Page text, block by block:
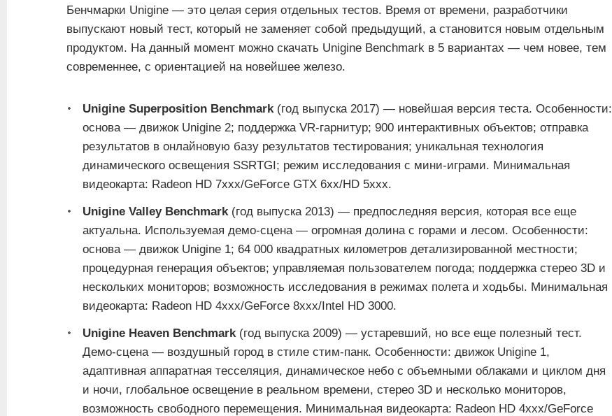
Бенчмарки Unigine — это целая серия отдельных тестов. Время от времени, разработчики
выпускают новый тест, который не заменяет собой предыдущий, а становится новым отдельным
продуктом. На данный момент можно скачать Unigine Benchmark в 5 вариантах — чем новее, тем
современнее, с ориентацией на новейшее железо.
Unigine Superposition Benchmark (год выпуска 2017) — новейшая версия теста. Особенности:
основа — движок Unigine 2; поддержка VR-гарнитур; 900 интерактивных объектов; отправка
результатов в онлайновую базу результатов тестирования; уникальная технология
динамического освещения SSRTGI; режим исследования с мини-играми. Минимальная
видеокарта: Radeon HD 7xxx/GeForce GTX 6xx/HD 5xxx.
Unigine Valley Benchmark (год выпуска 2013) — предпоследняя версия, которая все еще
актуальна. Используемая демо-сцена — огромная долина с горами и лесом. Особенности:
основа — движок Unigine 1; 64 000 квадратных километров детализированной местности;
процедурная генерация объектов; управляемая пользователем погода; поддержка стерео 3D и
нескольких мониторов; возможность исследования в режимах полета и ходьбы. Минимальная
видеокарта: Radeon HD 4xxx/GeForce 8xxx/Intel HD 3000.
Unigine Heaven Benchmark (год выпуска 2009) — устаревший, но все еще полезный тест.
Демо-сцена — воздушный город в стиле стим-панк. Особенности: движок Unigine 1,
адаптивная аппаратная тесселяция, динамическое небо с объемными облаками и циклом дня
и ночи, глобальное освещение в реальном времени, стерео 3D и несколько мониторов,
возможность свободного перемещения. Минимальная видеокарта: Radeon HD 4xxx/GeForce